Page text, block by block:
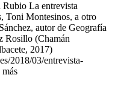
La entrevista
Toni Montesinos, a otro
autor de Geografía
Rosillo (Chamán
2017)
2018/03/entrevista-